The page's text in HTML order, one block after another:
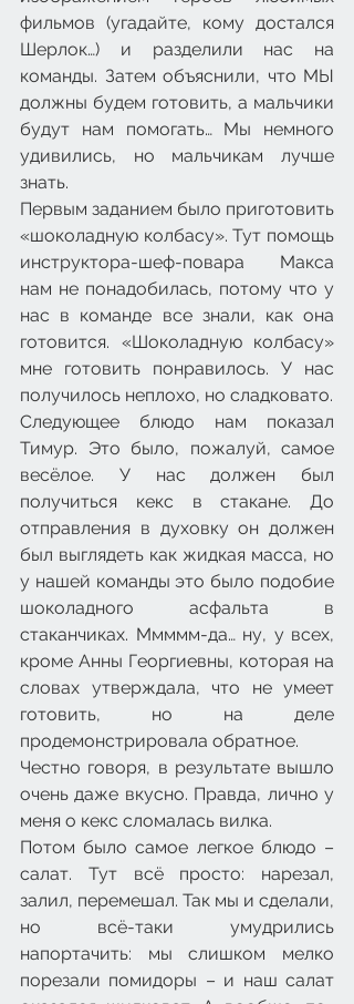
фильмов (угадайте, кому достался
Шерлок…) и разделили нас на
команды. Затем объяснили, что МЫ
должны будем готовить, а мальчики
будут нам помогать… Мы немного
удивились, но мальчикам лучше
знать.
Первым заданием было приготовить
«шоколадную колбасу». Тут помощь
инструктора-шеф-повара Макса
нам не понадобилась, потому что у
нас в команде все знали, как она
готовится. «Шоколадную колбасу»
мне готовить понравилось. У нас
получилось неплохо, но сладковато.
Следующее блюдо нам показал
Тимур. Это было, пожалуй, самое
весёлое. У нас должен был
получиться кекс в стакане. До
отправления в духовку он должен
был выглядеть как жидкая масса, но
у нашей команды это было подобие
шоколадного асфальта в
стаканчиках. Ммммм-да… ну, у всех,
кроме Анны Георгиевны, которая на
словах утверждала, что не умеет
готовить, но на деле
продемонстрировала обратное.
Честно говоря, в результате вышло
очень даже вкусно. Правда, лично у
меня о кекс сломалась вилка.
Потом было самое легкое блюдо –
салат. Тут всё просто: нарезал,
залил, перемешал. Так мы и сделали,
но всё-таки умудрились
напортачить: мы слишком мелко
порезали помидоры – и наш салат